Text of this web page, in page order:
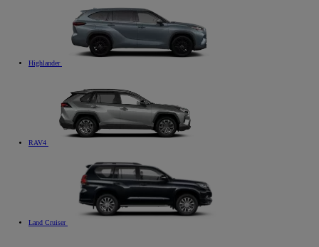
Highlander
RAV4
Land Cruiser